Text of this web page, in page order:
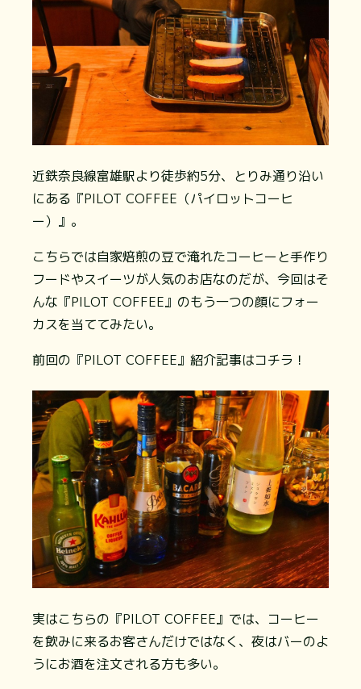
近鉄奈良線富雄駅より徒歩約5分、とりみ通り沿い
にある『PILOT COFFEE（パイロットコーヒ
ー）』。
こちらでは自家焙煎の豆で淹れたコーヒーと手作り
フードやスイーツが人気のお店なのだが、今回はそ
んな『PILOT COFFEE』のもう一つの顔にフォー
カスを当ててみたい。
前回の『PILOT COFFEE』紹介記事はコチラ！
実はこちらの『PILOT COFFEE』では、コーヒー
を飲みに来るお客さんだけではなく、夜はバーのよ
うにお酒を注文される方も多い。